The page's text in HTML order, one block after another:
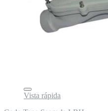
Vista rápida